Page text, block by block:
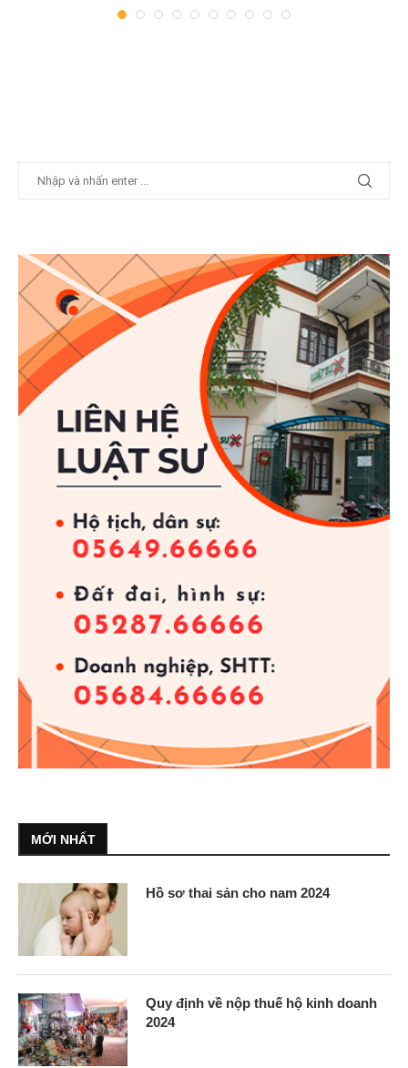
MỚI NHẤT
Hồ sơ thai sản cho nam 2024
Quy định về nộp thuế hộ kinh doanh
2024